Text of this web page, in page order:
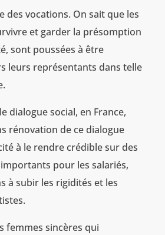
des vocations. On sait que les
et garder la présomption
sont poussées à être
leurs représentants dans telle
dialogue social, en France,
rénovation de ce dialogue
à le rendre crédible sur des
pour les salariés,
à subir les rigidités et les
femmes sincères qui